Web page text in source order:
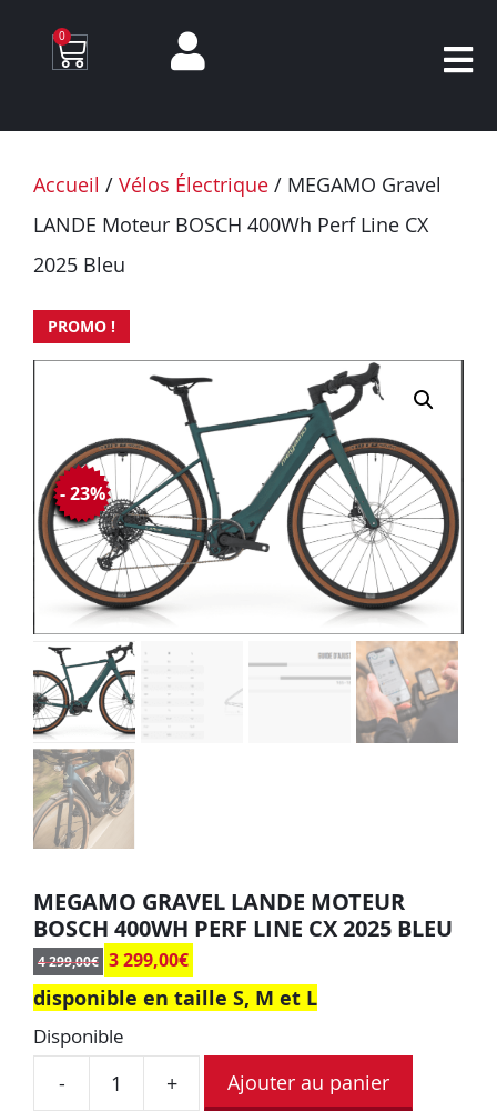
0
Accueil / Vélos Électrique / MEGAMO Gravel
LANDE Moteur BOSCH 400Wh Perf Line CX
2025 Bleu
PROMO !
MEGAMO GRAVEL LANDE MOTEUR
BOSCH 400WH PERF LINE CX 2025 BLEU
4 299,00€ 3 299,00€
- 23%
disponible en taille S, M et L
Disponible
- + Ajouter au panier